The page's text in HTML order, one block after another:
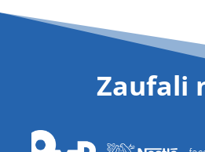
Zaufali